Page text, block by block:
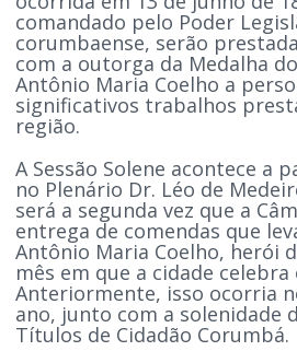
comandado pelo Poder
corumbaense, serão
com a outorga da Medalha
Antônio Maria Coelho a
significativos trabalhos
região.
A Sessão Solene acontece a
no Plenário Dr. Léo de
será a segunda vez que a
entrega de comendas que
Antônio Maria Coelho, herói
mês em que a cidade
Anteriormente, isso ocorria
ano, junto com a solenidade
Títulos de Cidadão Corumbá.